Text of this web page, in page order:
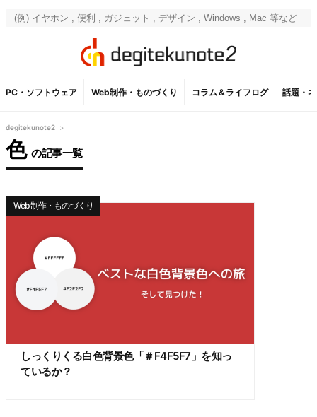
PC・ソフトウェア Web制作・ものづくり コラム＆ライフログ 話題・
degitekunote2 >
色 の記事一覧
しっくりくる白色背景色「＃F4F5F7」を知っ
ているか？
Web制作・ものづくり